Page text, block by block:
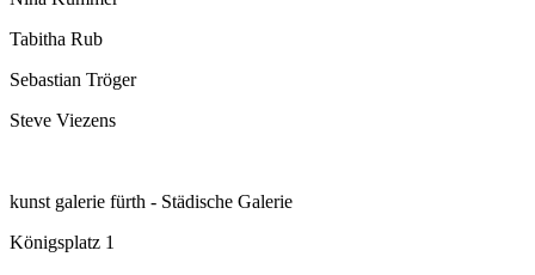
Tabitha Rub
Sebastian Tröger
Steve Viezens
kunst galerie fürth - Städische Galerie
Königsplatz 1